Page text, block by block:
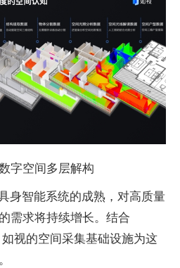
字空间多层解构
身智能系统的成熟，对高质量
需求将持续增长。结合
视的空间采集基础设施为这